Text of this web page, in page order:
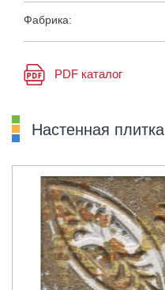
Фабрика:
PDF каталог
Настенная плитка